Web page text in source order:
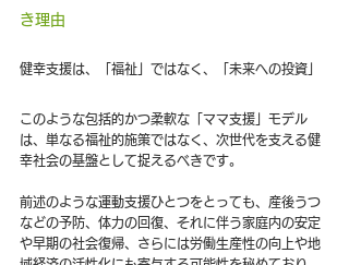
き理由
健幸支援は、「福祉」ではなく、「未来への投資」
このような包括的かつ柔軟な「ママ支援」モデル
は、単なる福祉的施策ではなく、次世代を支える健
幸社会の基盤として捉えるべきです。
前述のような運動支援ひとつをとっても、産後うつ
などの予防、体力の回復、それに伴う家庭内の安定
や早期の社会復帰、さらには労働生産性の向上や地